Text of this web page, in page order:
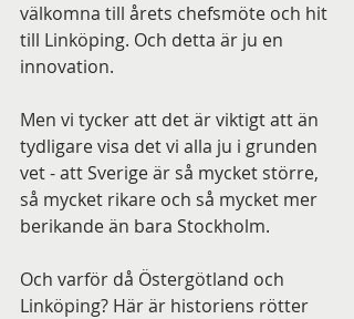
välkomna till årets chefsmöte och hit
till Linköping. Och detta är ju en
innovation.
Men vi tycker att det är viktigt att än
tydligare visa det vi alla ju i grunden
vet - att Sverige är så mycket större,
så mycket rikare och så mycket mer
berikande än bara Stockholm.
Och varför då Östergötland och
Linköping? Här är historiens rötter